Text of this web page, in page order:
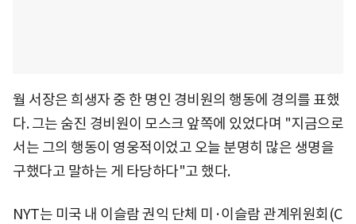
월 서장은 희생자 중 한 명인 경비원의 행동에 경의를 표했
다. 그는 숨진 경비원이 모스크 앞쪽에 있었다며 "지금으로
서는 그의 행동이 영웅적이었고 오늘 분명히 많은 생명을
구했다고 말하는 게 타당하다"고 했다.
NYT는 미국 내 이슬람 권익 단체 미·이슬람 관계위원회(C